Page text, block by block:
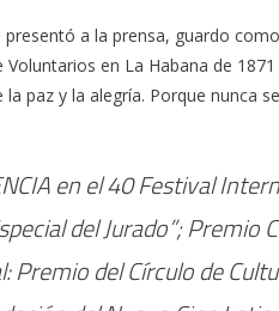
a la prensa, guardo
en La Habana de
paz y la alegría. Porque nunca
en el 40 Festival
del Jurado”; Premio
del Círculo de